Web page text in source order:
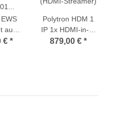
aus
€ *
Polytron HDM 1
IP 1x HDMI-in-IP
Modulator
879,00 € *